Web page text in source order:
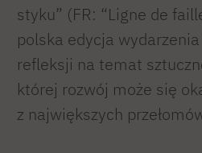
styku” (FR: “Ligne de
polska edycja
refleksji na temat
której rozwój może się
z największych